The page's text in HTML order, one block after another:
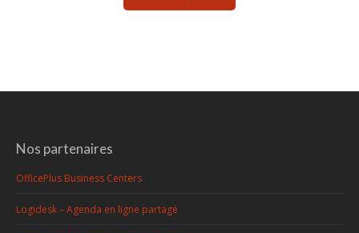
Nos partenaires
OfficePlus Business Centers
Logidesk – Agenda en ligne partagé